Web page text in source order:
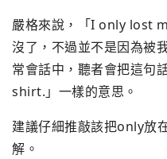
嚴格來說，「I only lost
沒了，不過並不是因為被
常會話中，聽者會把這句
shirt.」一樣的意思。
建議仔細推敲該把only放
解。